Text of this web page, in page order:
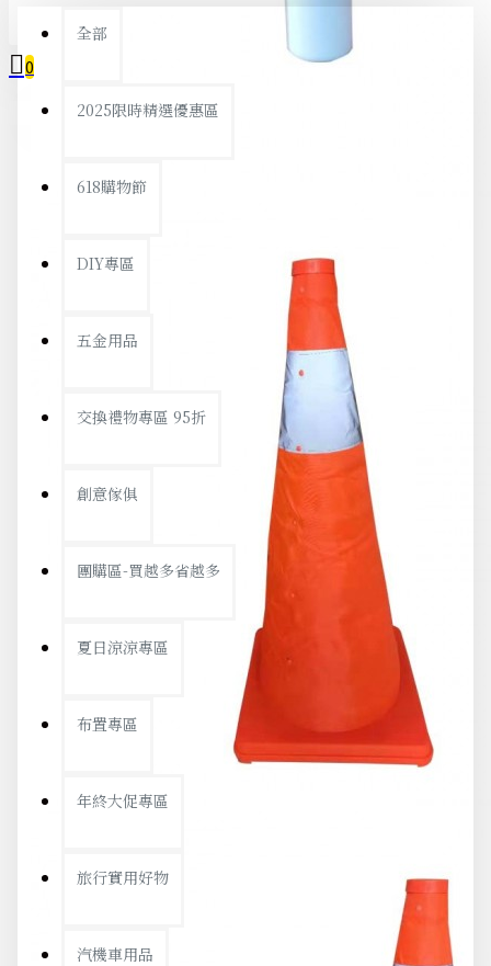
全部
2025限時精選優惠區
618購物節
DIY專區
五金用品
交換禮物專區 95折
創意傢俱
團購區-買越多省越多
夏日涼涼專區
布置專區
年終大促專區
旅行實用好物
汽機車用品
0
您的購物車內沒有商品！